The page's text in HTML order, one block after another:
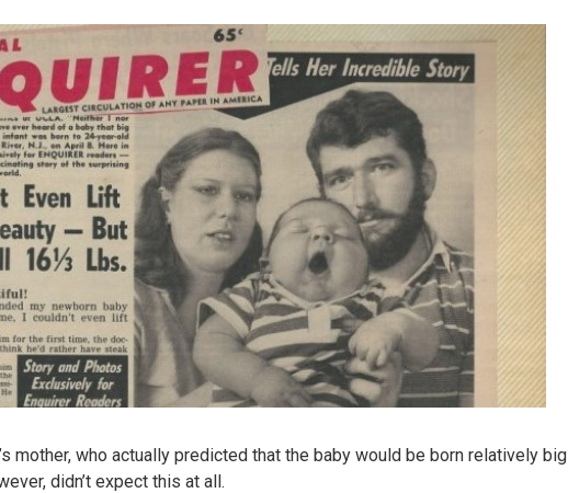
mother, who actually predicted that the baby would be born relatively big
didn’t expect this at all.